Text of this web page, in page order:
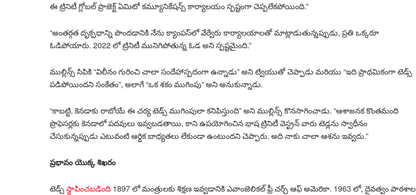
ఈ ట్రినిటీ గ్లోబల్ ప్రాజెక్ట్ ఏమిటో కమ్యూనికేషన్స్ కార్యాలయం స్పష్టంగా చెప్పలేకపోయింది.”
“అంతర్గత దృక్పథాన్ని పొందడానికి నేను క్యాంపస్‌లో వేర్వేరు కార్యాలయాలతో మాట్లాడుతున్నప్పుడు, ప్రతి ఒక్కరూ
ఓడిపోయారు. 2022 లో ట్రినిటీ మునిగిపోతున్న ఓడ అని స్పష్టమైంది.”
ముల్లిన్స్ సిపికి “విలీనం గురించి చాలా సందేహాస్పదంగా ఉన్నాడు” అని ట్వియుతో చెప్పాడు మరియు “ఇది ప్రాథమికంగా టెడ్స్
పడిపోయిందని సంకేతం”, అలాగే “ఒక శకం ముగింపు” అని అనుకున్నాడు.
“కాబట్టి, కెనడాకు రాబోయే ఈ చర్య టెడ్స్ ముగింపులా కనిపిస్తుంది” అని ముల్లిన్స్ కొనసాగించాడు. “ఆశాజనక కొంతమంది
ప్రొఫెసర్లకు కెనడాలో పదవులు ఇవ్వబడతాయి, కాని ఉపయోగించిన భాష ట్రినిటీ వెస్ట్రన్ వారు టెడ్లను స్వాధీనం
చేసుకున్నప్పుడు ఎటువంటి ఆర్థిక బాధ్యతలు లేకుండా ఉంటుందని చెప్పారు. అది నాకు చాలా ఆశను ఇవ్వదు.”
ప్రభావం యొక్క శిఖరం
టెడ్స్స్థాపించబడింది 1897 లో మంత్రులకు శిక్షణ ఇవ్వడానికి ఎవాంజెలికల్ ఫ్రీ చర్చ్ ఆఫ్ అమెరికా. 1963 లో, దైవత్వం పాఠశాల